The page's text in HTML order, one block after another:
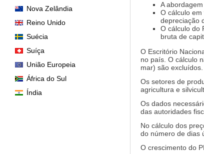
Nova Zelândia
Reino Unido
Suécia
Suíça
União Europeia
África do Sul
Índia
A
O cálculo
depreciação
O cálculo do
bruta de
O Escritório
no país. O cálculo
mar) são
Os setores de
agricultura e
Os dados
das autoridades
No cálculo dos
do número de dias
O crescimento do